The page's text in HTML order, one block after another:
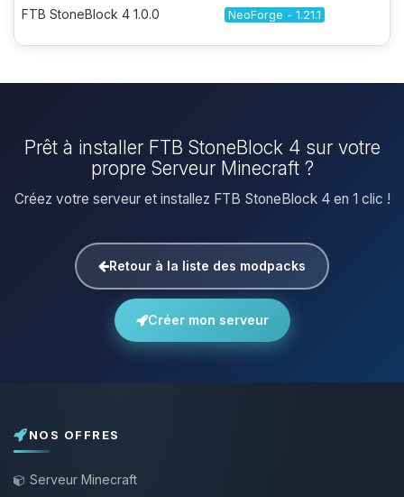
FTB StoneBlock 4 1.0.0 NeoForge - 1.21.1
Prêt à installer FTB StoneBlock 4 sur votre
propre Serveur Minecraft ?
Créez votre serveur et installez FTB StoneBlock 4 en 1 clic !
Retour à la liste des modpacks
Créer mon serveur
NOS OFFRES
Serveur Minecraft